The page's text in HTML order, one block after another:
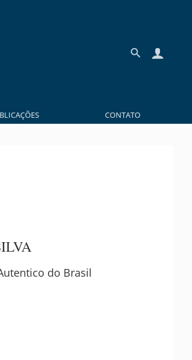
CONTATO
do Brasil